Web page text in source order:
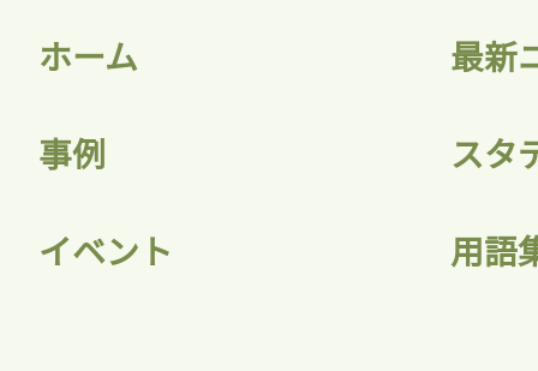
ホーム 最新
事例 スタ
イベント 用語